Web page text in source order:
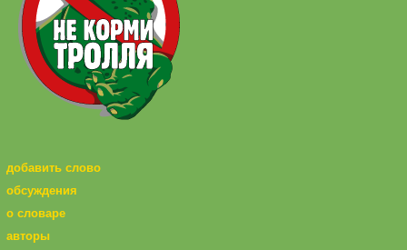
добавить слово
обсуждения
о словаре
авторы